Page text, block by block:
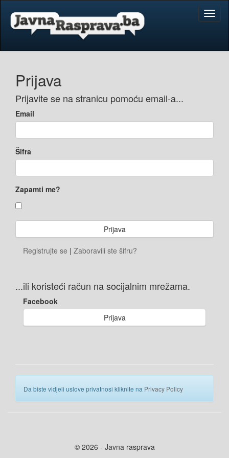
Prijava
Prijavite se na stranicu pomoću email-a...
Email
Šifra
Zapamti me?
Registrujte se | Zaboravili ste šifru?
...ili koristeći račun na socijalnim mrežama.
Facebook
Prijava
Da biste vidjeli uslove privatnosi kliknite na Privacy Policy
© 2026 - Javna rasprava